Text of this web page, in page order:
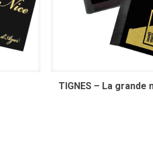
TIGNES – La grande